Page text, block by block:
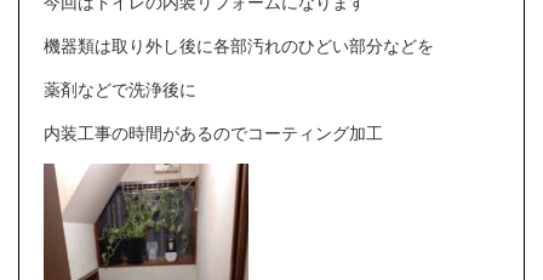
機器類は取り外し後に各部汚れのひどい部分などを
薬剤などで洗浄後に
内装工事の時間があるのでコーティング加工